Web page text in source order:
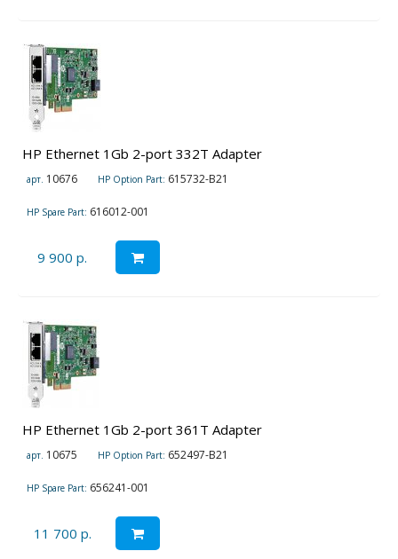
HP Ethernet 1Gb 2-port 332T Adapter
арт. 10676 HP Option Part: 615732-B21
HP Spare Part: 616012-001
9 900 р.
HP Ethernet 1Gb 2-port 361T Adapter
арт. 10675 HP Option Part: 652497-B21
HP Spare Part: 656241-001
11 700 р.